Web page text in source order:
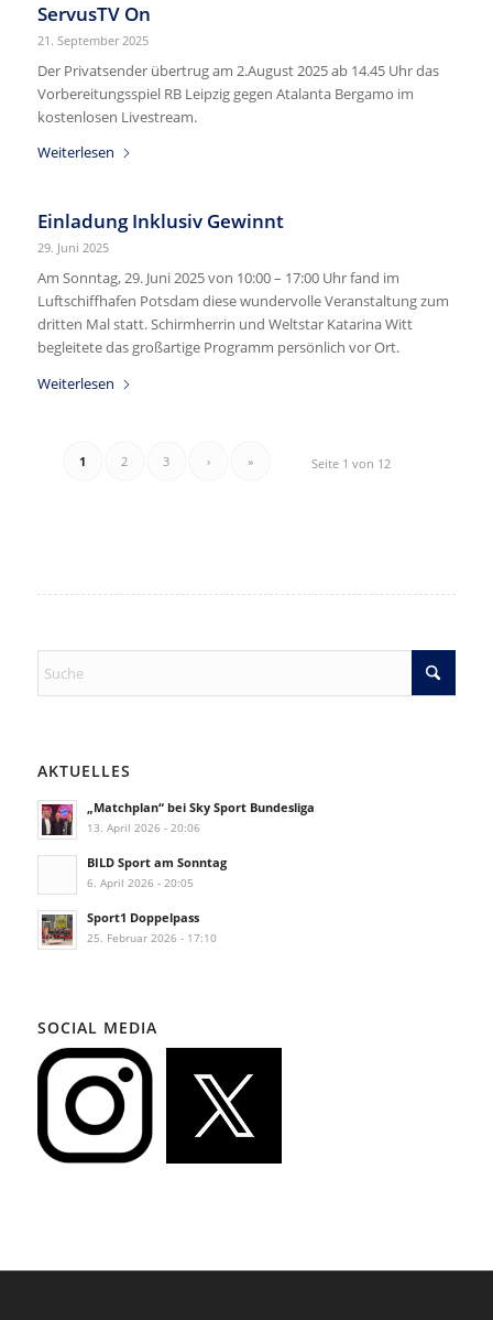
ServusTV On
21. September 2025
Der Privatsender übertrug am 2.August 2025 ab 14.45 Uhr das
Vorbereitungsspiel RB Leipzig gegen Atalanta Bergamo im
kostenlosen Livestream.
Weiterlesen
Einladung Inklusiv Gewinnt
29. Juni 2025
Am Sonntag, 29. Juni 2025 von 10:00 – 17:00 Uhr fand im
Luftschiffhafen Potsdam diese wundervolle Veranstaltung zum
dritten Mal statt. Schirmherrin und Weltstar Katarina Witt
begleitete das großartige Programm persönlich vor Ort.
Weiterlesen
Seite 1 von 12
1 2 3 › »
AKTUELLES
„Matchplan“ bei Sky Sport Bundesliga
13. April 2026 - 20:06
BILD Sport am Sonntag
6. April 2026 - 20:05
Sport1 Doppelpass
25. Februar 2026 - 17:10
SOCIAL MEDIA